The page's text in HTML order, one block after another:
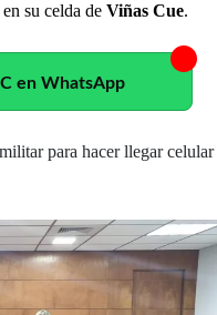
en su celda de Viñas Cue.
en WhatsApp
para hacer llegar celular